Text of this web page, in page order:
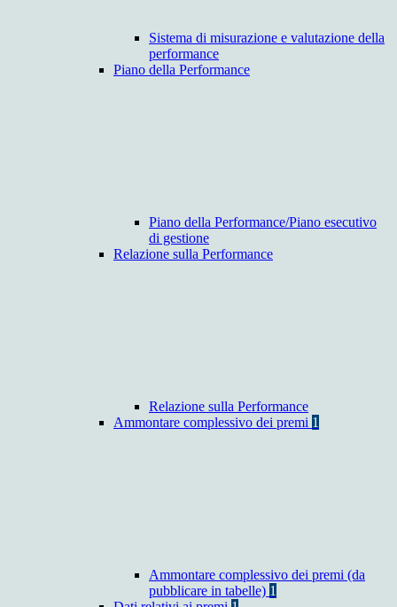
Sistema di misurazione e valutazione della
performance
Piano della Performance
Piano della Performance/Piano esecutivo
di gestione
Relazione sulla Performance
Relazione sulla Performance
Ammontare complessivo dei premi 1
Ammontare complessivo dei premi (da
pubblicare in tabelle) 1